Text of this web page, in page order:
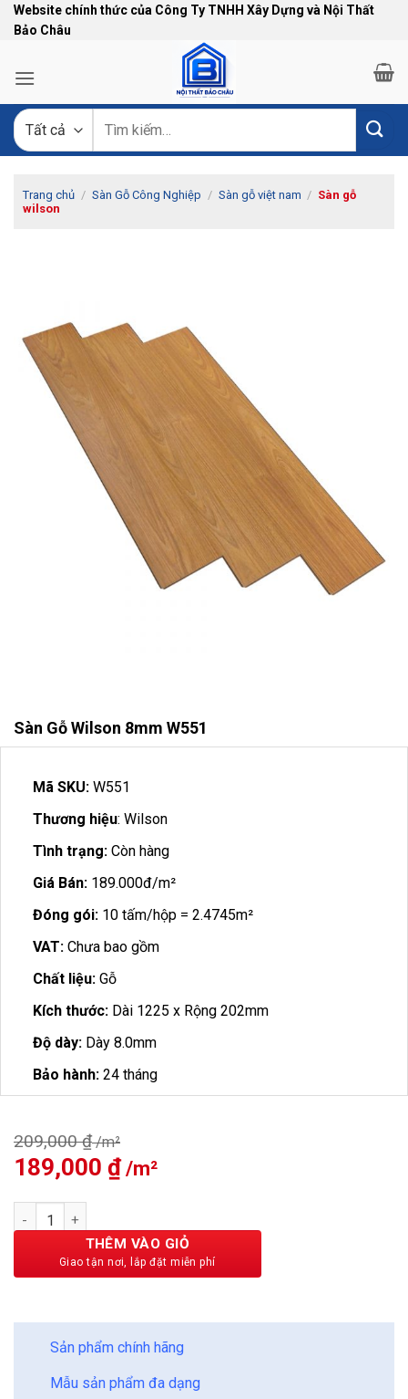
Bỏ
qua
dung
Website chính thức của Công Ty TNHH Xây Dựng và Nội Thất
Bảo Châu
kiếm:
Trang chủ / Sàn Gỗ Công Nghiệp / Sàn gỗ việt nam / Sàn gỗ
wilson
Sàn Gỗ Wilson 8mm W551
Mã SKU: W551
Thương hiệu: Wilson
Tình trạng: Còn hàng
Giá Bán: 189.000đ/m²
Đóng gói: 10 tấm/hộp = 2.4745m²
VAT: Chưa bao gồm
Chất liệu: Gỗ
Kích thước: Dài 1225 x Rộng 202mm
Độ dày: Dày 8.0mm
Bảo hành: 24 tháng
209,000₫
Giá
gốc
là:
209,000 ₫.
189,000 ₫
189,000 ₫.
Sàn Gỗ Wilson 8mm W551 số lượng
THÊM VÀO GIỎ
Sản phẩm chính hãng
Mẫu sản phẩm đa dạng